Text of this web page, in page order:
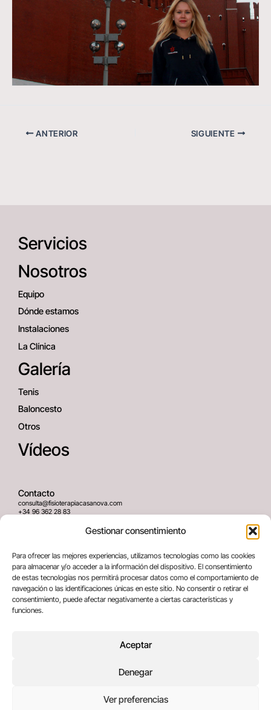
Gestionar consentimiento
Para ofrecer las mejores experiencias, utilizamos tecnologías como las cookies
para almacenar y/o acceder a la información del dispositivo. El consentimiento
de estas tecnologías nos permitirá procesar datos como el comportamiento de
navegación o las identificaciones únicas en este sitio. No consentir o retirar el
consentimiento, puede afectar negativamente a ciertas características y
funciones.
Aceptar
Denegar
Ver preferencias
ANTERIOR SIGUIENTE
Servicios
Nosotros
Equipo
Dónde estamos
Instalaciones
La Clínica
Galería
Tenis
Baloncesto
Otros
Vídeos
Contacto
consulta@fisioterapiacasanova.com
+34 96 362 28 83
Dirección
C/ Greses Nº12 (Bajo) 46020
Valencia, España
Términos legales